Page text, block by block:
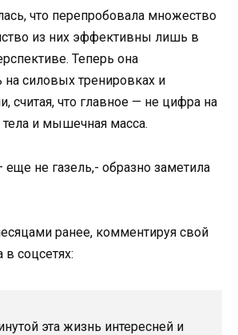
что перепробовала множество
из них эффективны лишь в
Теперь она
на силовых тренировках и
считая, что главное — не цифра на
тела и мышечная масса.
не газель,- образно заметила
ранее, комментируя свой
в соцсетях:
эта жизнь интересней и